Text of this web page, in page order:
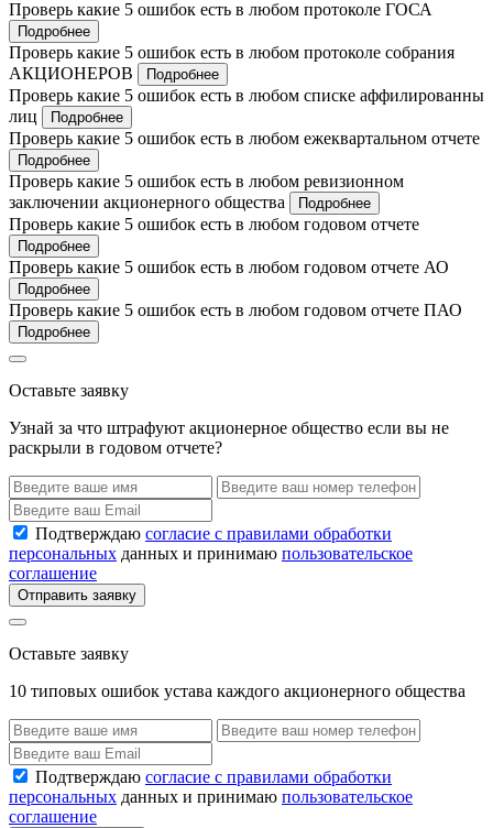
Проверь какие 5 ошибок есть в любом протоколе ГОСА
Подробнее
Проверь какие 5 ошибок есть в любом протоколе собрания
АКЦИОНЕРОВ
Подробнее
Проверь какие 5 ошибок есть в любом списке аффилированны
лиц
Подробнее
Проверь какие 5 ошибок есть в любом ежеквартальном отчете
Подробнее
Проверь какие 5 ошибок есть в любом ревизионном
заключении акционерного общества
Подробнее
Проверь какие 5 ошибок есть в любом годовом отчете
Подробнее
Проверь какие 5 ошибок есть в любом годовом отчете АО
Подробнее
Проверь какие 5 ошибок есть в любом годовом отчете ПАО
Подробнее
Оставьте заявку
Узнай за что штрафуют акционерное общество если вы не
раскрыли в годовом отчете?
Подтверждаю согласие с правилами обработки
персональных данных и принимаю пользовательское
соглашение
Отправить заявку
Оставьте заявку
10 типовых ошибок устава каждого акционерного общества
Подтверждаю согласие с правилами обработки
персональных данных и принимаю пользовательское
соглашение